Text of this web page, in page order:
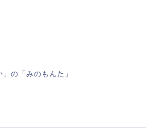
の「みのもんた」